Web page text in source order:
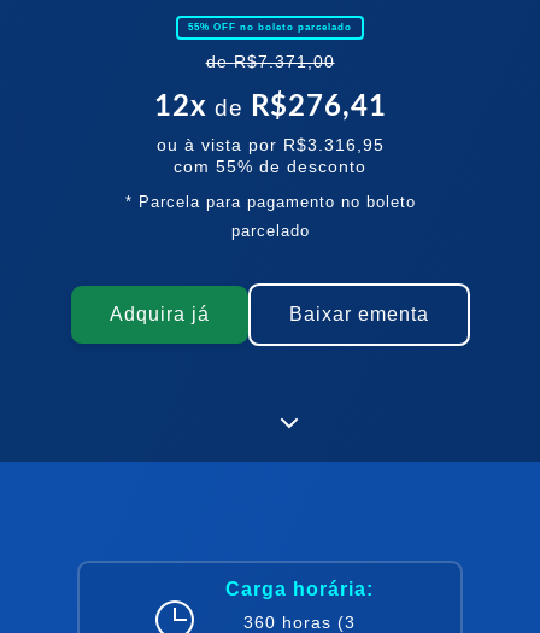
55% OFF no boleto parcelado
deR$7.371,00
12x de R$276,41
ou à vista por R$3.316,95
com 55% de desconto
* Parcela para pagamento no boleto
parcelado
Adquira já Baixar ementa
Carga horária:
360 horas (3